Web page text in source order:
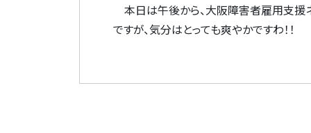
本日は午後から、大阪障害者雇用支援
ですが、気分はとっても爽やかですわ！！